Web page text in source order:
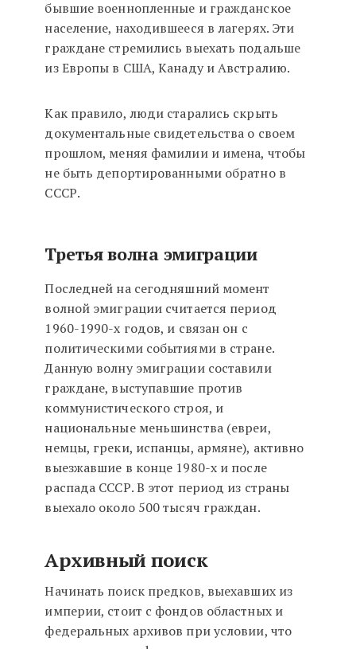
бывшие военнопленные и гражданское
население, находившееся в лагерях. Эти
граждане стремились выехать подальше
из Европы в США, Канаду и Австралию.
Как правило, люди старались скрыть
документальные свидетельства о своем
прошлом, меняя фамилии и имена, чтобы
не быть депортированными обратно в
СССР.
Третья волнаэмиграции
Последней на сегодняшний момент
волной эмиграции считается период
1960-1990-х годов, и связан он с
политическими событиями в стране.
Данную волну эмиграции составили
граждане, выступавшие против
коммунистического строя, и
национальные меньшинства (евреи,
немцы, греки, испанцы, армяне), активно
выезжавшие в конце 1980-х и после
распада СССР. В этот период из страны
выехало около 500 тысяч граждан.
Архивный поиск
Начинать поиск предков, выехавших из
империи, стоит с фондов областных и
федеральных архивов при условии, что